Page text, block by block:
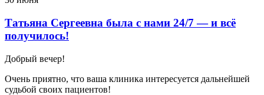
Татьяна Сергеевна была с нами 24/7 — и всё
получилось!
Добрый вечер!
Очень приятно, что ваша клиника интересуется дальнейшей
судьбой своих пациентов!